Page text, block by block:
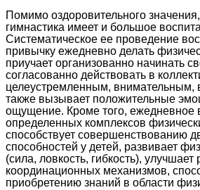
Помимо оздоровительного
гимнастика имеет и большое
Систематическое ее проведение
привычку ежедневно делать
приучает организованно начинать
согласованно действовать в
целеустремленным,
также вызывает положительные
ощущение. Кроме того, ежедневное
определенных комплексов
способствует совершенствованию
способностей у детей, развивает
(сила, ловкость, гибкость), улучшает
координационных механизмов,
приобретению знаний в области